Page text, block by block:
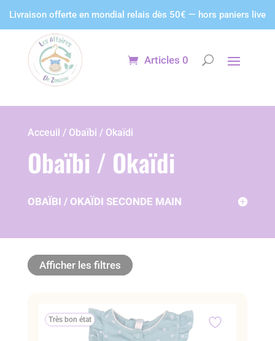
Livraison offerte en mondial relais dès 50€ — hors paniers live
Articles 0
Acceuil / Obaïbi / Okaïdi
Obaïbi / Okaïdi
OBAÏBI / OKAÏDI SECONDE MAIN
Afficher les filtres
Très bon état
Panneau de gestion des cookies